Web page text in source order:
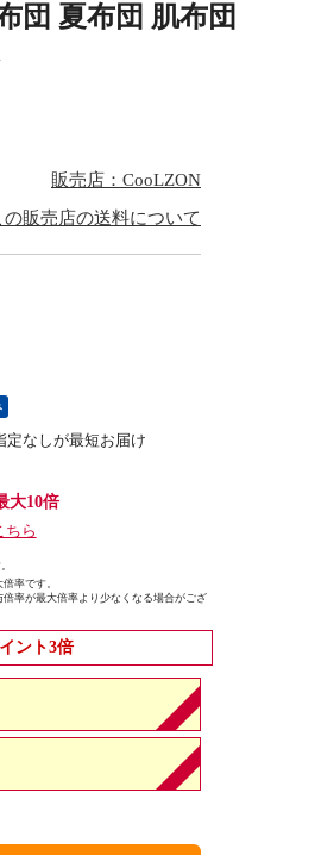
団 夏布団 肌布団
販売店：CooLZON
の販売店の送料について
なしが最短お届け
大10倍
ちら
率です。
率が最大倍率より少なくなる場合がござ
ント3倍